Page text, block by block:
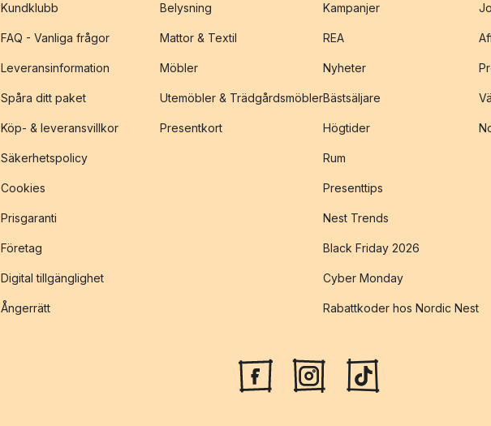
Kundklubb
FAQ - Vanliga frågor
Leveransinformation
Spåra ditt paket
Köp- & leveransvillkor
Säkerhetspolicy
Cookies
Prisgaranti
Företag
Digital tillgänglighet
Ångerrätt
Belysning
Mattor & Textil
Möbler
Utemöbler & Trädgårdsmöbler
Presentkort
Kampanjer
REA
Nyheter
Bästsäljare
Högtider
Rum
Presenttips
Nest Trends
Black Friday 2026
Cyber Monday
Rabattkoder hos Nordic Nest